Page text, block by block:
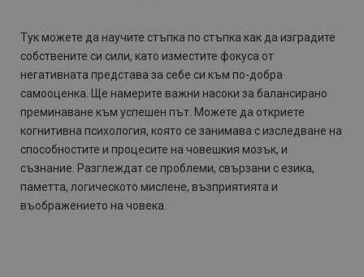
Тук можете да научите стъпка по стъпка как да изградите
собствените си сили, като изместите фокуса от
негативната представа за себе си към по-добра
самооценка. Ще намерите важни насоки за балансирано
преминаване към успешен път. Можете да откриете
когнитивна психология, която се занимава с изследване на
способностите и процесите на човешкия мозък, и
съзнание. Разглеждат се проблеми, свързани с езика,
паметта, логическото мислене, възприятията и
въображението на човека.